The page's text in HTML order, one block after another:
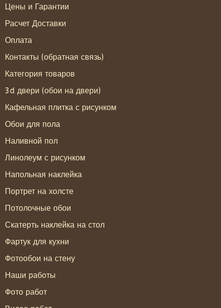
Цены и Гарантии
Расчет Доставки
Оплата
Контакты (обратная связь)
Категория товаров
3d двери (обои на двери)
Кафельная плитка с рисунком
Обои для пола
Наливной пол
Линолеум с рисунком
Напольная наклейка
Портрет на холсте
Потолочные обои
Скатерть наклейка на стол
Фартук для кухни
Фотообои на стену
Наши работы
Фото работ